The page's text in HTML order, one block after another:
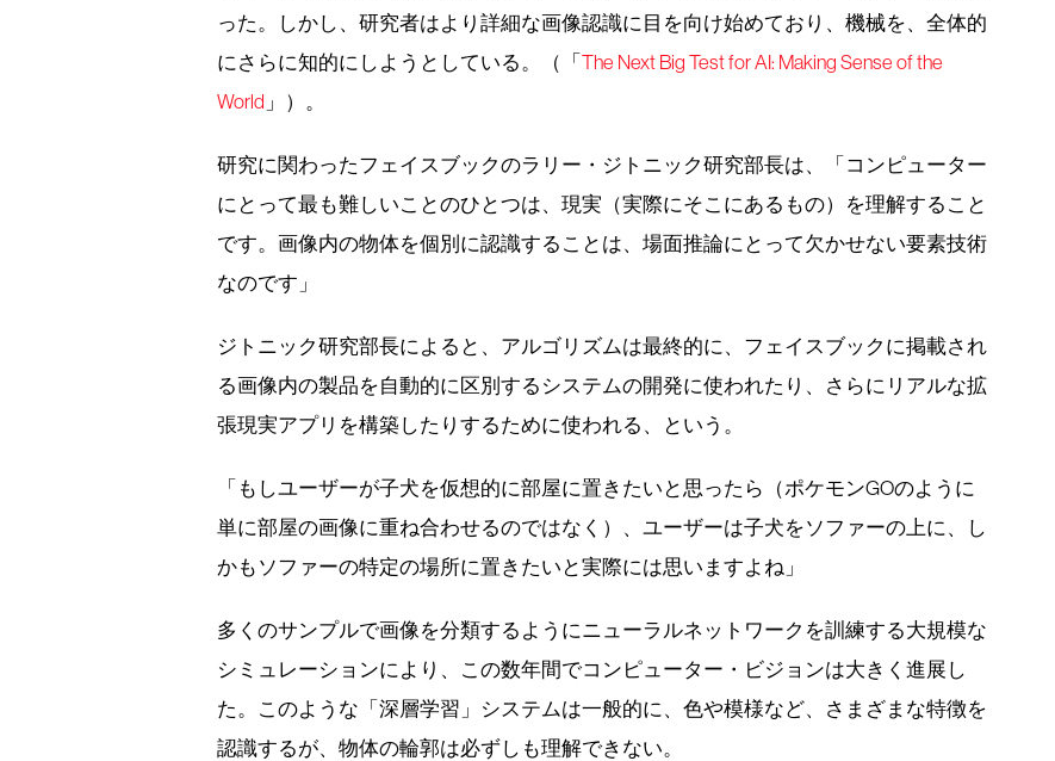
った。しかし、研究者はより詳細な画像認識に目を向け始めており、機械を、全体的
にさらに知的にしようとしている。（「 The Next Big Test for AI: Making Sense of the
World 」）。
研究に関わったフェイスブックのラリー・ジトニック研究部長は、「コンピューター
にとって最も難しいことのひとつは、現実（実際にそこにあるもの）を理解すること
です。画像内の物体を個別に認識することは、場面推論にとって欠かせない要素技術
なのです」
ジトニック研究部長によると、アルゴリズムは最終的に、フェイスブックに掲載され
る画像内の製品を自動的に区別するシステムの開発に使われたり、さらにリアルな拡
張現実アプリを構築したりするために使われる、という。
「もしユーザーが子犬を仮想的に部屋に置きたいと思ったら（ポケモンGOのように
単に部屋の画像に重ね合わせるのではなく）、ユーザーは子犬をソファーの上に、し
かもソファーの特定の場所に置きたいと実際には思いますよね」
多くのサンプルで画像を分類するようにニューラルネットワークを訓練する大規模な
シミュレーションにより、この数年間でコンピューター・ビジョンは大きく進展し
た。このような「深層学習」システムは一般的に、色や模様など、さまざまな特徴を
認識するが、物体の輪郭は必ずしも理解できない。